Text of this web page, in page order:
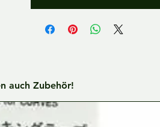
auch Zubehör!